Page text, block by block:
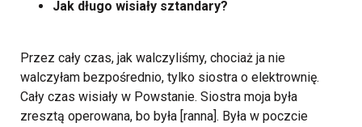
Jak długo wisiały sztandary?
Przez cały czas, jak walczyliśmy, chociaż ja nie
walczyłam bezpośrednio, tylko siostra o elektrownię.
Cały czas wisiały w Powstanie. Siostra moja była
zresztą operowana, bo była [ranna]. Była w poczcie